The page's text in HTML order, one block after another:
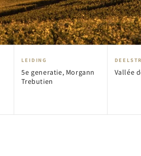
LEIDING
5e generatie, Morgann
Trebutien
Vallée